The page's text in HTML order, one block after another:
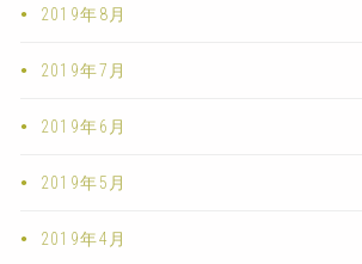
2019年8月
2019年7月
2019年6月
2019年5月
2019年4月